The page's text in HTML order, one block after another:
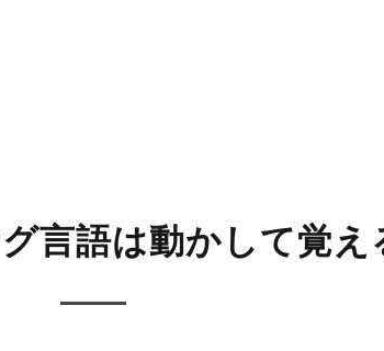
言語は動かして覚え